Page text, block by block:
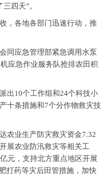
四天”。
，各地各部门迅速行动，推
同应急管理部紧急调用水泵
应急作业服务队抢排农田积
出10个工作组和24个科技小
十条措施和7个分作物救灾技
业生产防灾救灾资金7.32
展农业防汛救灾等相关工
元，支持北方重点地区开展
打药等灾后田管措施，加快